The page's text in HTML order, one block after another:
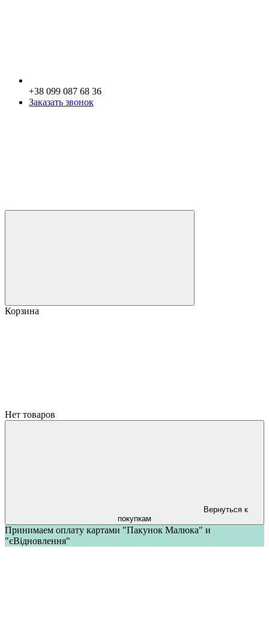
+38 099 087 68 36
Заказать звонок
Корзина
Нет товаров
Вернуться к
покупкам
Принимаем оплату картами "Пакунок Малюка" и
"єВідновлення"